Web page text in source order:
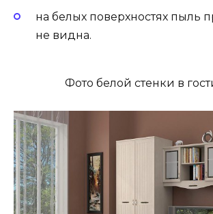
на белых поверхностях пыль
не видна.
Фото белой стенки в